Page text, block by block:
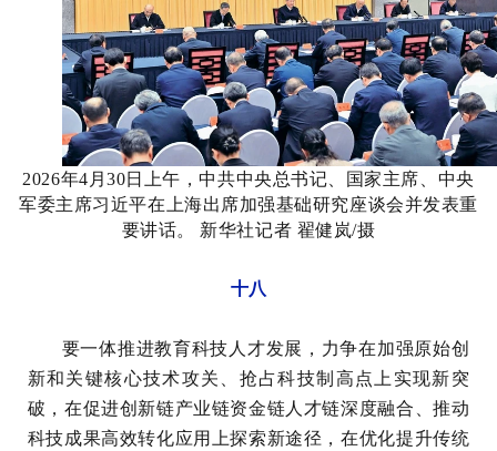
2026年4月30日上午，中共中央总书记、国家主席、中央
军委主席习近平在上海出席加强基础研究座谈会并发表重
要讲话。 新华社记者 翟健岚/摄
十八
要一体推进教育科技人才发展，力争在加强原始创
新和关键核心技术攻关、抢占科技制高点上实现新突
破，在促进创新链产业链资金链人才链深度融合、推动
科技成果高效转化应用上探索新途径，在优化提升传统